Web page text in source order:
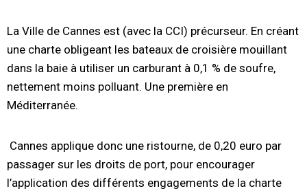
La Ville de Cannes est (avec la CCI) précurseur. En créant
une charte obligeant les bateaux de croisière mouillant
dans la baie à utiliser un carburant à 0,1 % de soufre,
nettement moins polluant. Une première en
Méditerranée.
Cannes applique donc une ristourne, de 0,20 euro par
passager sur les droits de port, pour encourager
l’application des différents engagements de la charte